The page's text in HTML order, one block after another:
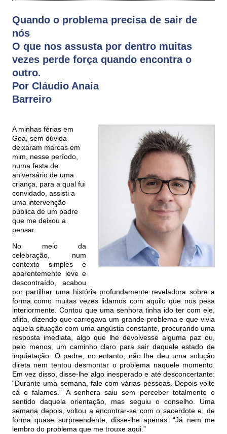
Quando o problema precisa de sair de
nós
O que nos assusta por dentro muitas
vezes perde força quando encontra o
outro.
Por Cláudio Anaia
Barreiro
A minhas férias em
Goa, sem dúvida
deixaram marcas em
mim, nesse período,
numa festa de
aniversário de uma
criança, para a qual fui
convidado, assisti a
uma intervenção
pública de um padre
que me deixou a
pensar.
No meio da
celebração, num
contexto simples e
aparentemente leve e
descontraído, acabou
por partilhar uma história profundamente reveladora sobre a
forma como muitas vezes lidamos com aquilo que nos pesa
interiormente. Contou que uma senhora tinha ido ter com ele,
aflita, dizendo que carregava um grande problema e que vivia
aquela situação com uma angústia constante, procurando uma
resposta imediata, algo que lhe devolvesse alguma paz ou,
pelo menos, um caminho claro para sair daquele estado de
inquietação. O padre, no entanto, não lhe deu uma solução
direta nem tentou desmontar o problema naquele momento.
Em vez disso, disse-lhe algo inesperado e até desconcertante:
“Durante uma semana, fale com várias pessoas. Depois volte
cá e falamos.” A senhora saiu sem perceber totalmente o
sentido daquela orientação, mas seguiu o conselho. Uma
semana depois, voltou a encontrar-se com o sacerdote e, de
forma quase surpreendente, disse-lhe apenas: “Já nem me
lembro do problema que me trouxe aqui.”